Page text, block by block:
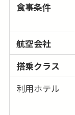
食事条件
航空会社
搭乗クラス
利用ホテル